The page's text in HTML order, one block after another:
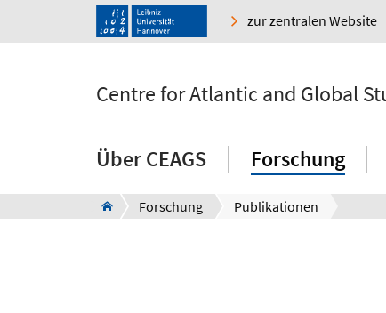
zur zentralen Website
Centre for Atlantic and Global
Über CEAGS Forschung
Forschung Publikationen